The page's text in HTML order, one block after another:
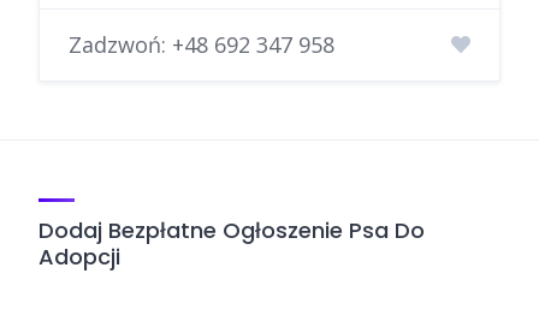
Zadzwoń: +48 692 347 958
Dodaj Bezpłatne Ogłoszenie Psa Do
Adopcji